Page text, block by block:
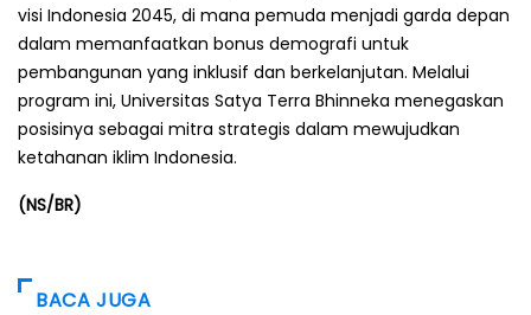
visi Indonesia 2045, di mana pemuda menjadi garda depan
dalam memanfaatkan bonus demografi untuk
pembangunan yang inklusif dan berkelanjutan. Melalui
program ini, Universitas Satya Terra Bhinneka menegaskan
posisinya sebagai mitra strategis dalam mewujudkan
ketahanan iklim Indonesia.
(NS/BR)
BACA JUGA